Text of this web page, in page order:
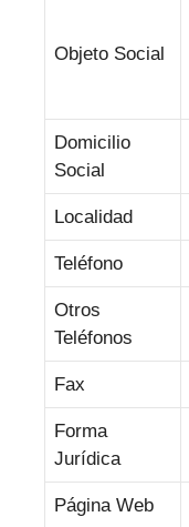
Objeto Social
Domicilio
Social
Localidad
Teléfono
Otros
Teléfonos
Fax
Forma
Jurídica
Página Web